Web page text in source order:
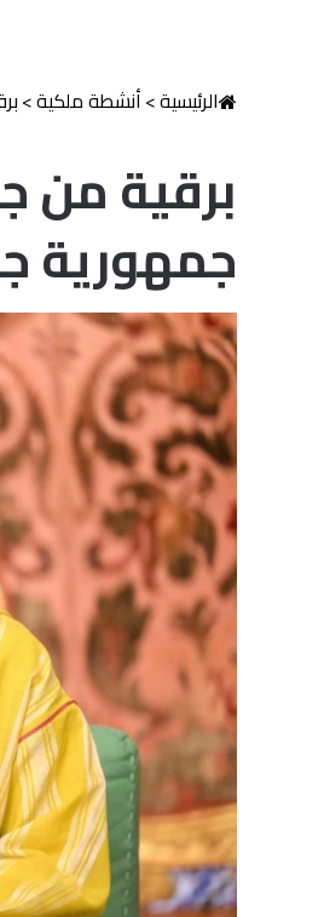
الرئيسية>أنشطة ملكية>
برقية من
جمهورية